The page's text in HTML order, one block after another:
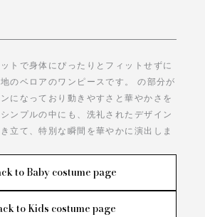
トで身体にぴったりとフィットせずに
のベロアのワンピースです。 の部分が
になっており動きやすさと華やかさを
ンプルの中にも、洗礼されたデザイン
立て、特別な瞬間を華やかに演出しま
to Baby costume page
to Kids costume page